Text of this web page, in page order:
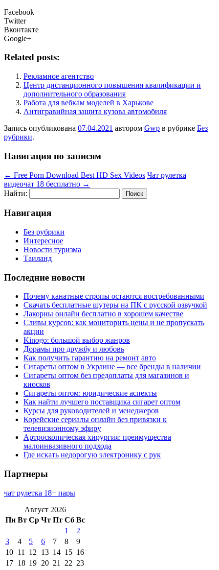
Facebook
Twitter
Вконтакте
Google+
Related posts:
Рекламное агентство
Центр дистанционного повышения квалификации и
дополнительного образования
Работа для вебкам моделей в Харькове
Антигравийная защита кузова автомобиля
Запись опубликована 07.04.2021 автором Gwp в рубрике Без
рубрики.
Навигация по записям
← Free Porn Download Best HD Sex Videos Чат рулетка
видеочат 18 бесплатно →
Найти:
Навигация
Без рубрики
Интересное
Новости туризма
Таиланд
Последние новости
Почему канатные стропы остаются востребованными
Скачать бесплатные шутеры на ПК с русской озвучкой
Лакорны онлайн бесплатно в хорошем качестве
Сливы курсов: как мониторить цены и не пропускать
акции
Kinogo: большой выбор жанров
Дорамы про дружбу и любовь
Как получить гарантию на ремонт авто
Сигареты оптом в Украине — все бренды в наличии
Сигареты оптом без предоплаты для магазинов и
киосков
Сигареты оптом: юридические аспекты
Как найти лучшего поставщика сигарет оптом
Курсы для руководителей и менеджеров
Корейские сериалы онлайн без привязки к
телевизионному эфиру
Артроскопическая хирургия: преимущества
малоинвазивного подхода
Где искать недорогую электронику с рук
Партнеры
чат рулетка 18+ пары
Август 2026
Пн Вт Ср Чт Пт Сб Вс
1
2
3
4 5 6 7 8
9
10 11 12 13 14 15 16
17 18 19 20 21 22 23